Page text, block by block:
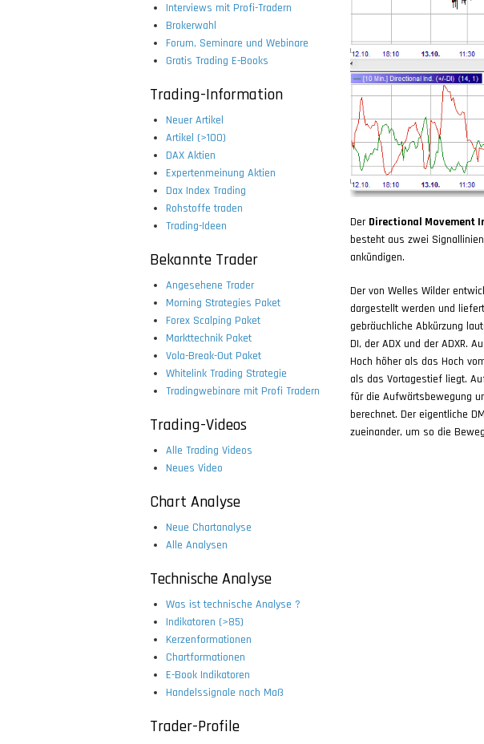
Interviews mit Profi-Tradern
Brokerwahl
Forum, Seminare und Webinare
Gratis Trading E-Books
Trading-Information
Neuer Artikel
Artikel (>100)
DAX Aktien
Expertenmeinung Aktien
Dax Index Trading
Rohstoffe traden
Trading-Ideen
Bekannte Trader
Angesehene Trader
Morning Strategies Paket
Forex Scalping Paket
Markttechnik Paket
Vola-Break-Out Paket
Whitelink Trading Strategie
Tradingwebinare mit Profi Tradern
Trading-Videos
Alle Trading Videos
Neues Video
Chart Analyse
Neue Chartanalyse
Alle Analysen
Technische Analyse
Was ist technische Analyse ?
Indikatoren (>85)
Kerzenformationen
Chartformationen
E-Book Indikatoren
Handelssignale nach Maß
Trader-Profile
Der Directional Movement
besteht aus zwei
ankündigen.
Der von Welles Wilder
dargestellt werden und
gebräuchliche Abkürzung
DI, der ADX und der ADXR.
Hoch höher als das Hoch
als das Vortagestief liegt.
für die Aufwärtsbewegung
berechnet. Der eigentliche
zueinander, um so die